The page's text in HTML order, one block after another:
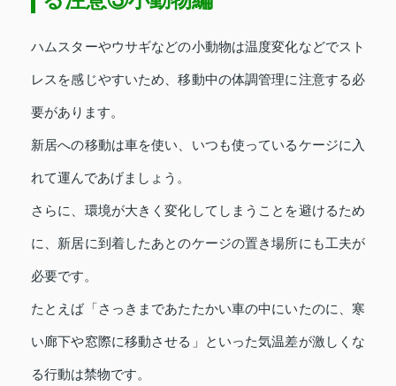
ハムスターやウサギなどの小動物は温度変化などでスト
レスを感じやすいため、移動中の体調管理に注意する必
要があります。
新居への移動は車を使い、いつも使っているケージに入
れて運んであげましょう。
さらに、環境が大きく変化してしまうことを避けるため
に、新居に到着したあとのケージの置き場所にも工夫が
必要です。
たとえば「さっきまであたたかい車の中にいたのに、寒
い廊下や窓際に移動させる」といった気温差が激しくな
る行動は禁物です。